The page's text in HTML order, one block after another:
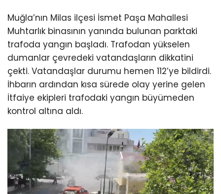
Muğla’nın Milas ilçesi İsmet Paşa Mahallesi
Muhtarlık binasının yanında bulunan parktaki
trafoda yangın başladı. Trafodan yükselen
dumanlar çevredeki vatandaşların dikkatini
çekti. Vatandaşlar durumu hemen 112’ye bildirdi.
İhbarın ardından kısa sürede olay yerine gelen
İtfaiye ekipleri trafodaki yangın büyümeden
kontrol altına aldı.